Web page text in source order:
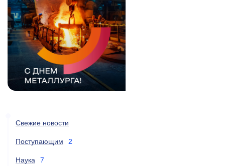
Свежие новости
Поступающим 2
Наука 7